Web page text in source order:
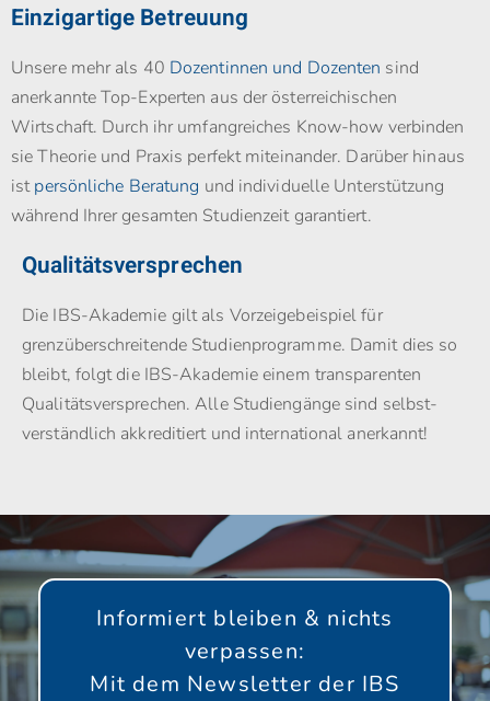
Einzigartige Betreuung
Unsere mehr als 40 Dozentinnen und Dozenten sind
anerkannte Top-Experten aus der österreichischen
Wirtschaft. Durch ihr umfangreiches Know-how verbinden
sie Theorie und Praxis perfekt miteinander. Darüber hinaus
istpersönliche Beratung und individuelle Unterstützung
während Ihrer gesamten Studienzeit garantiert.
Qualitätsversprechen
Die IBS-Akademie gilt als Vorzeigebeispiel für
grenzüberschreitende Studienprogramme. Damit dies so
bleibt, folgt die IBS-Akademie einem transparenten
Qualitätsversprechen. Alle Studiengänge sind selbst­
verständlich akkreditiert und international anerkannt!
Informiert bleiben & nichts
verpassen:
Mit dem Newsletter der IBS